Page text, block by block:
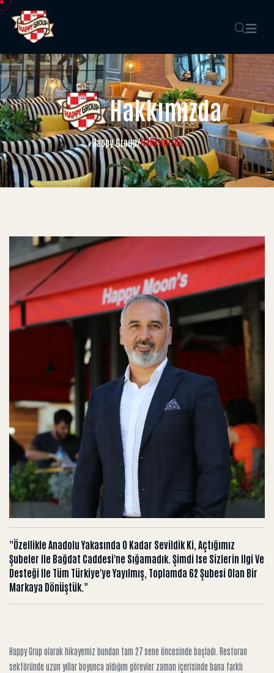
Hakkımızda
Happy Group/Hakkımızda
"Özellikle Anadolu Yakasında O Kadar Sevildik Ki, Açtığımız
Şubeler Ile Bağdat Caddesi'ne Sığamadık. Şimdi Ise Sizlerin Ilgi Ve
Desteği Ile Tüm Türkiye'ye Yayılmış, Toplamda 62 Şubesi Olan Bir
Markaya Dönüştük."
Happy Grup olarak hikayemiz bundan tam 27 sene öncesinde başladı. Restoran
sektöründe uzun yıllar boyunca aldığım görevler zaman içerisinde bana farklı